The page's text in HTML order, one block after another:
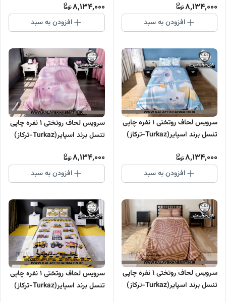
8,134,000
افزودن به سبد
8,134,000
افزودن به سبد
سرویس لحاف روتختی 1 نفره چاپی
تنسل برند اسپایر(Turkaz-ترکاز)
8,134,000
افزودن به سبد
سرویس لحاف روتختی 1 نفره چاپی
تنسل برند اسپایر(Turkaz-ترکاز)
8,134,000
افزودن به سبد
سرویس لحاف روتختی 1 نفره چاپی
تنسل برند اسپایر(Turkaz-ترکاز)
سرویس لحاف روتختی 1 نفره چاپی
تنسل برند اسپایر(Turkaz-ترکاز)